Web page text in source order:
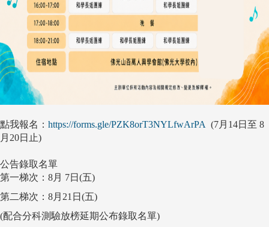
點我報名： https://forms.gle/PZK8orT3NYLfwArPA (7月14日至 8
月20日止)
公告錄取名單
第一梯次：8月 7日(五)
第二梯次：8月21日(五)
(配合分科測驗放榜延期公布錄取名單)